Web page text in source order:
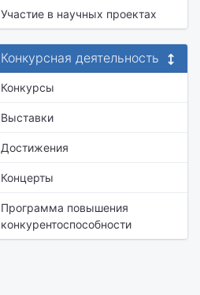
Участие в научных проектах
Конкурсная деятельность
Конкурсы
Выставки
Достижения
Концерты
Программа повышения
конкурентоспособности